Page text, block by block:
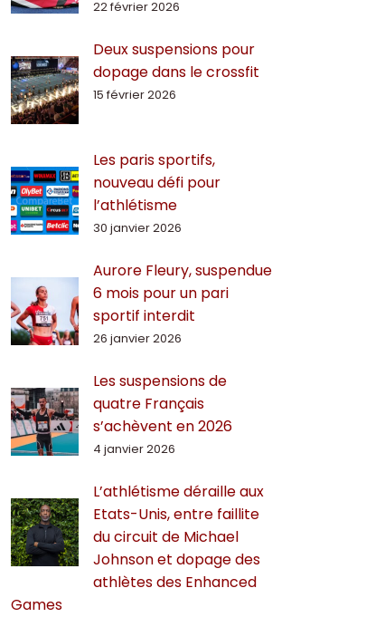
22 février 2026
Deux suspensions pour
dopage dans le crossfit
15 février 2026
Les paris sportifs,
nouveau défi pour
l’athlétisme
30 janvier 2026
Aurore Fleury, suspendue
6 mois pour un pari
sportif interdit
26 janvier 2026
Les suspensions de
quatre Français
s’achèvent en 2026
4 janvier 2026
L’athlétisme déraille aux
Etats-Unis, entre faillite
du circuit de Michael
Johnson et dopage des
athlètes des Enhanced
Games